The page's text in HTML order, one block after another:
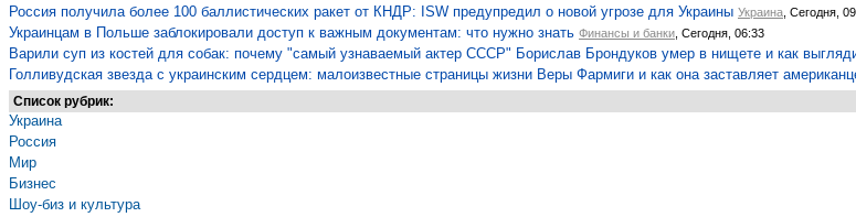
Россия получила более 100 баллистических ракет от КНДР: ISW предупредил о новой угрозе для Украины Украина , Сегодня,
Украинцам в Польше заблокировали доступ к важным документам: что нужно знать Финансы и банки , Сегодня, 06:33
Варили суп из костей для собак: почему "самый узнаваемый актер СССР" Борислав Брондуков умер в нищете и как
Голливудская звезда с украинским сердцем: малоизвестные страницы жизни Веры Фармиги и как она заставляет
Список рубрик:
Украина
Россия
Мир
Бизнес
Шоу-биз и культура